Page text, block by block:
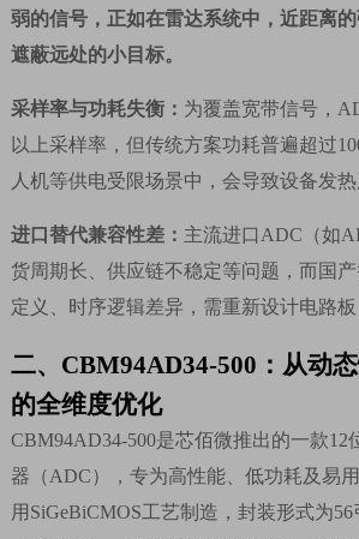
弱的信号，正如在雷达系统中，近距离
遮蔽远处的小目标。
采样率与功耗失衡： 为覆盖宽带信号，
以上采样率，但传统方案功耗普遍超过
人机等供电受限场景中，会导致设备发热
进口替代兼容性差： 主流进口 ADC （如
货周期长、供应链不稳定等问题，而国
定义、时序逻辑差异，需重新设计电路板
二、 CBM94AD34-500 ：从动
的全维度优化
CBM94AD34-500是芯佰微推出的一款12
器（ADC），专为高性能、低功耗及易
用 SiGeBiCMOS工艺制造，封装形式为56